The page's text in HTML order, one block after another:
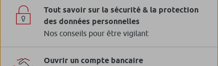
Tout savoir sur la sécurité & la protection
des données personnelles
Nos conseils pour être vigilant
Ouvrir un compte bancaire